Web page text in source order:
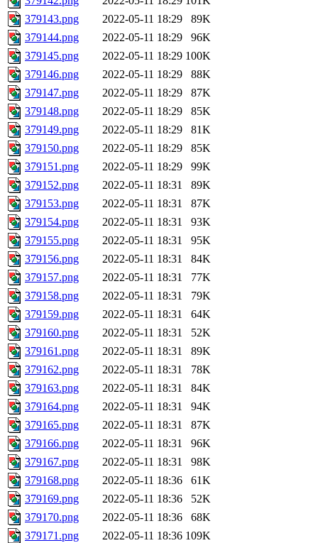
379143.png
2022-05-11 18:29
89K
379144.png
2022-05-11 18:29
96K
379145.png
2022-05-11 18:29 100K
379146.png
2022-05-11 18:29
88K
379147.png
2022-05-11 18:29
87K
379148.png
2022-05-11 18:29
85K
379149.png
2022-05-11 18:29
81K
379150.png
2022-05-11 18:29
85K
379151.png
2022-05-11 18:29
99K
379152.png
2022-05-11 18:31
89K
379153.png
2022-05-11 18:31
87K
379154.png
2022-05-11 18:31
93K
379155.png
2022-05-11 18:31
95K
379156.png
2022-05-11 18:31
84K
379157.png
2022-05-11 18:31
77K
379158.png
2022-05-11 18:31
79K
379159.png
2022-05-11 18:31
64K
379160.png
2022-05-11 18:31
52K
379161.png
2022-05-11 18:31
89K
379162.png
2022-05-11 18:31
78K
379163.png
2022-05-11 18:31
84K
379164.png
2022-05-11 18:31
94K
379165.png
2022-05-11 18:31
87K
379166.png
2022-05-11 18:31
96K
379167.png
2022-05-11 18:31
98K
379168.png
2022-05-11 18:36
61K
379169.png
2022-05-11 18:36
52K
379170.png
2022-05-11 18:36
68K
379171.png
2022-05-11 18:36 109K